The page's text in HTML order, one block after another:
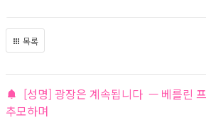
목록
[성명] 광장은 계속됩니다 — 베를린
추모하며